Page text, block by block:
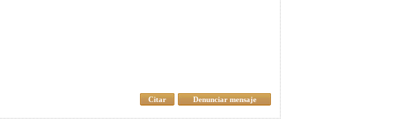
Denunciar mensaje
Citar